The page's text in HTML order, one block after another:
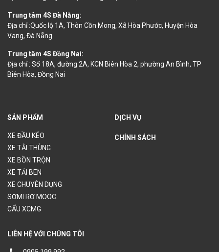
Trung tâm 4S Đà Nẵng:
Địa chỉ :Quốc lộ 1A, Thôn Cồn Mong, Xã Hòa Phước, Huyện Hòa
Vang, Đà Nẵng
Trung tâm 4S Đồng Nai:
Địa chỉ : Số 18A, đường 2A, KCN Biên Hòa 2, phường An Bình, TP
Biên Hòa, Đồng Nai
SẢN PHẨM
XE ĐẦU KÉO
XE TẢI THÙNG
XE BỒN TRỘN
XE TẢI BEN
XE CHUYÊN DỤNG
SƠMI RƠ MOOC
CẨU XCMG
DỊCH VỤ
CHÍNH SÁCH
LIÊN HỆ VỚI CHÚNG TÔI